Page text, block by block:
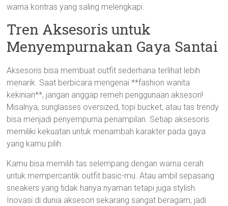
warna kontras yang saling melengkapi.
Tren Aksesoris untuk
Menyempurnakan Gaya Santai
Aksesoris bisa membuat outfit sederhana terlihat lebih
menarik. Saat berbicara mengenai **fashion wanita
kekinian**, jangan anggap remeh penggunaan aksesori!
Misalnya, sunglasses oversized, topi bucket, atau tas trendy
bisa menjadi penyempurna penampilan. Setiap aksesoris
memiliki kekuatan untuk menambah karakter pada gaya
yang kamu pilih.
Kamu bisa memilih tas selempang dengan warna cerah
untuk mempercantik outfit basic-mu. Atau ambil sepasang
sneakers yang tidak hanya nyaman tetapi juga stylish.
Inovasi di dunia aksesori sekarang sangat beragam, jadi